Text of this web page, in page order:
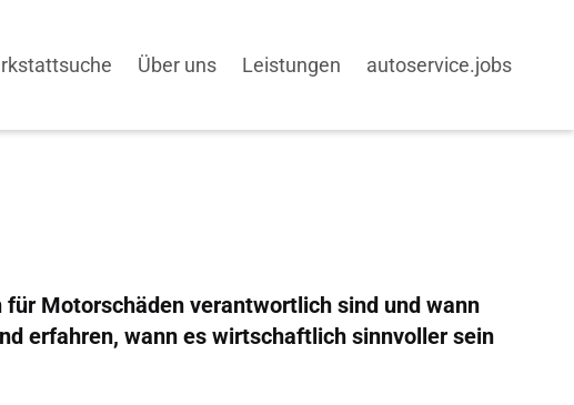
Über uns Leistungen autoservice.jobs
Motorschäden verantwortlich sind und wann
erfahren, wann es wirtschaftlich sinnvoller sein